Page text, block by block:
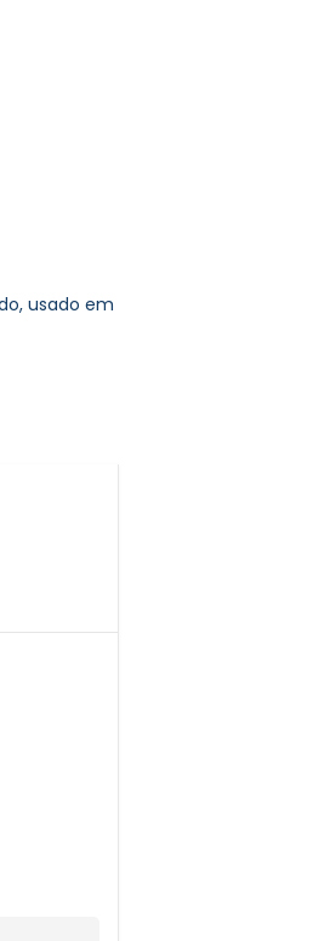
usado em